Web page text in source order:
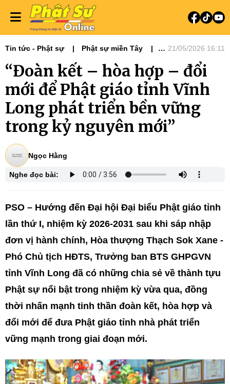
Tin tức - Phật sự
Phật sự miền Tây
2031
21/05/2026 16:11
“Đoàn kết – hòa hợp – đổi
mới để Phật giáo tỉnh Vĩnh
Long phát triển bền vững
trong kỷ nguyên mới”
Ngọc Hằng
Nghe đọc bài:
PSO – Hướng đến Đại hội Đại biểu Phật giáo tỉnh
lần thứ I, nhiệm kỳ 2026-2031 sau khi sáp nhập
đơn vị hành chính, Hòa thượng Thạch Sok Xane -
Phó Chủ tịch HĐTS, Trưởng ban BTS GHPGVN
tỉnh Vĩnh Long đã có những chia sẻ về thành tựu
Phật sự nổi bật trong nhiệm kỳ vừa qua, đồng
thời nhấn mạnh tinh thần đoàn kết, hòa hợp và
đổi mới để đưa Phật giáo tỉnh nhà phát triển
vững mạnh trong giai đoạn mới.